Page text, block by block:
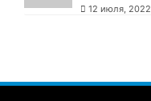
12 июля, 2022